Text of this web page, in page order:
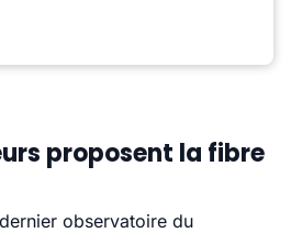
proposent la fibre
observatoire du